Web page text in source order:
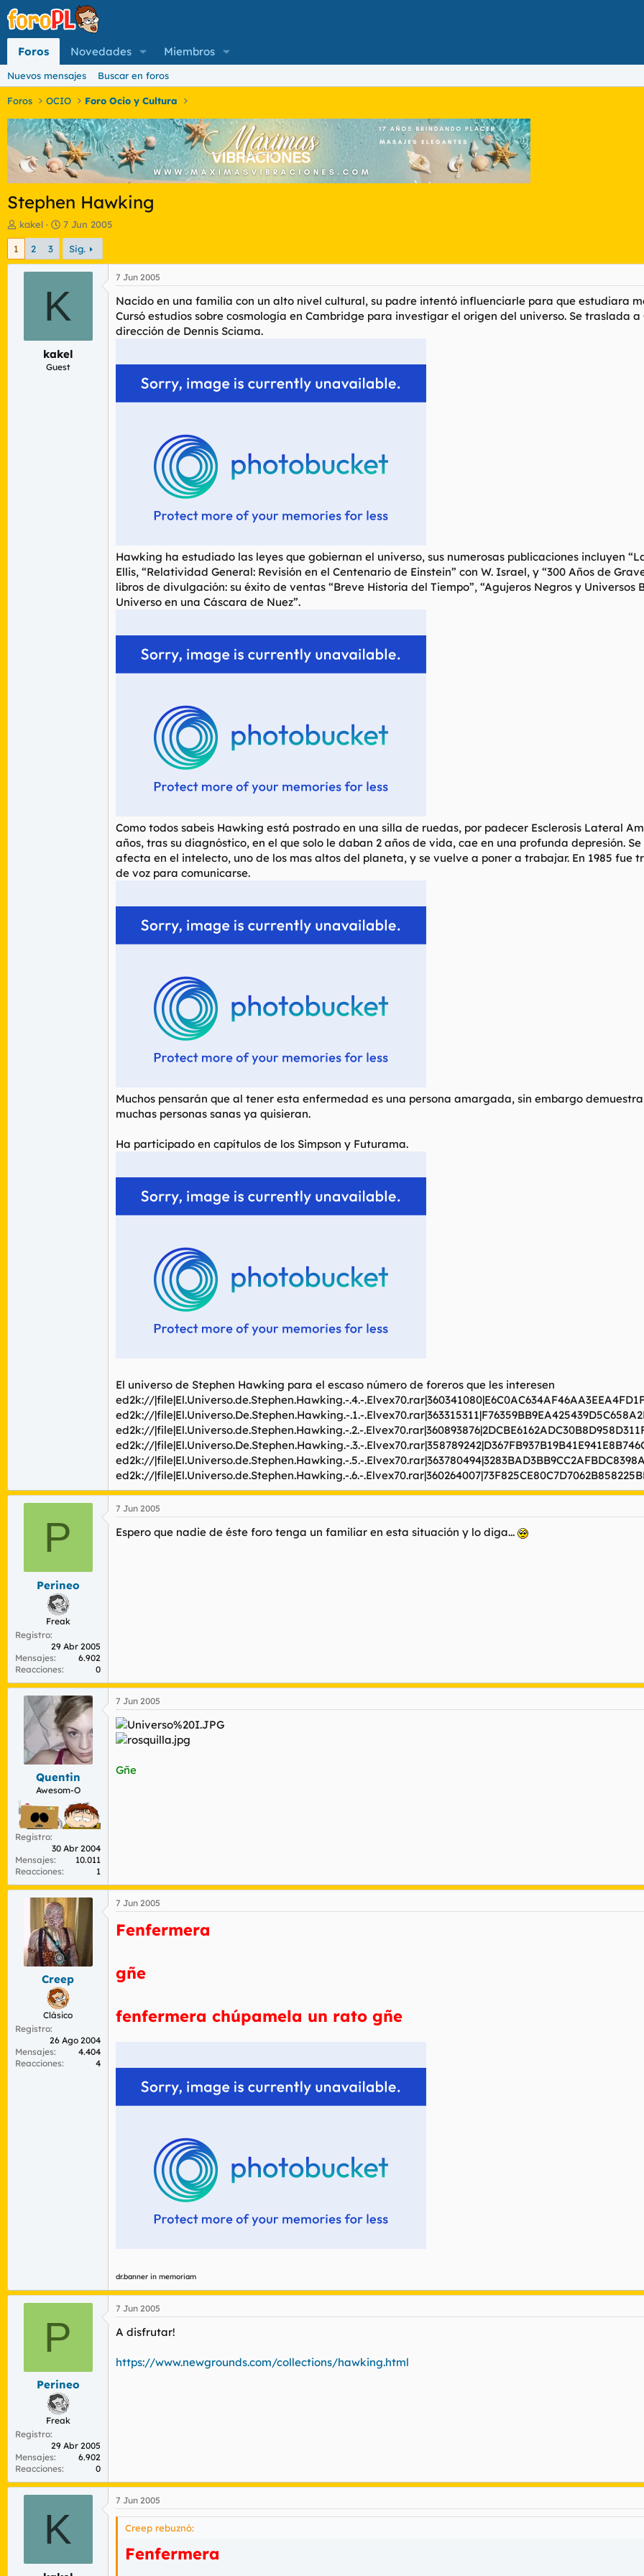
Foros Novedades Miembros
Nuevos mensajes Buscar en foros
Foros OCIO Foro Ocio y Cultura
Stephen Hawking
I
n
c
d
kakel
F
e
h
a
e
i
i
c
i
7 Jun 2005
1 2 3 Sig.
K
kakel
Guest
7 Jun 2005
Nacido en una familia con un alto nivel cultural, su padre intentó influenciarle para que estudiara
Cursó estudios sobre cosmología en Cambridge para investigar el origen del universo. Se traslada
dirección de Dennis Sciama.
Hawking ha estudiado las leyes que gobiernan el universo, sus numerosas publicaciones incluyen
Ellis, “Relatividad General: Revisión en el Centenario de Einstein” con W. Israel, y “300 Años de
libros de divulgación: su éxito de ventas “Breve Historia del Tiempo”, “Agujeros Negros y Universos
Universo en una Cáscara de Nuez”.
Como todos sabeis Hawking está postrado en una silla de ruedas, por padecer Esclerosis Lateral
años, tras su diagnóstico, en el que solo le daban 2 años de vida, cae en una profunda depresión.
afecta en el intelecto, uno de los mas altos del planeta, y se vuelve a poner a trabajar. En 1985
de voz para comunicarse.
Muchos pensarán que al tener esta enfermedad es una persona amargada, sin embargo
muchas personas sanas ya quisieran.
Ha participado en capítulos de los Simpson y Futurama.
El universo de Stephen Hawking para el escaso número de foreros que les interesen
ed2k://|file|El.Universo.de.Stephen.Hawking.-.4.-
ed2k://|file|El.Universo.De.Stephen.Hawking.-.1.-
ed2k://|file|El.Universo.de.Stephen.Hawking.-.2.-
ed2k://|file|El.Universo.De.Stephen.Hawking.-.3.-
ed2k://|file|El.Universo.de.Stephen.Hawking.-.5.-
ed2k://|file|El.Universo.de.Stephen.Hawking.-.6.-
P
Perineo
Freak
Registro
29 Abr 2005
Mensajes
6.902
Reacciones
0
7 Jun 2005
Espero que nadie de éste foro tenga un familiar en esta situación y lo diga...
Quentin
Awesom-O
Registro
30 Abr 2004
Mensajes
10.011
Reacciones
1
7 Jun 2005
Gñe
Creep
Clásico
Registro
26 Ago 2004
Mensajes
4.404
Reacciones
4
7 Jun 2005
Fenfermera
gñe
fenfermera chúpamela un rato gñe
dr.banner in memoriam
P
Perineo
Freak
Registro
29 Abr 2005
Mensajes
6.902
Reacciones
0
7 Jun 2005
A disfrutar!
https://www.newgrounds.com/collections/hawking.html
K
7 Jun 2005
Creep rebuznó:
Fenfermera